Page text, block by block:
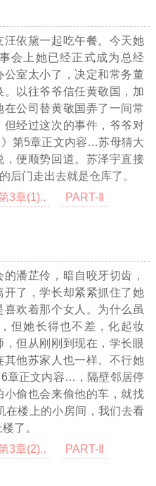
汪依黛一起吃午餐。今天她
会上她已经正式成为总经
室太小了，决定和常务董
以往爷爷信任黄敬国，加
在公司替黄敬国弄了一间常
经过这次的事件，爷爷对
第5章正文内容…苏母猜大
，便顺势回道。苏泽宇直接
后门走出去就是仓库了。
3章(1)..
PART-Ⅱ
潘芷伶，暗自咬牙切齿，
了，学长却紧紧抓住了她
欢着那个女人。为什么虽
但她长得也不差，化起妆
但从刚刚到现在，学长眼
他苏家人也一样。不行她
章正文内容… ，隔壁邻居停
偷也会来偷他的车，就找
在楼上的小房间，我们去看
了。
3章(2)..
PART-Ⅱ